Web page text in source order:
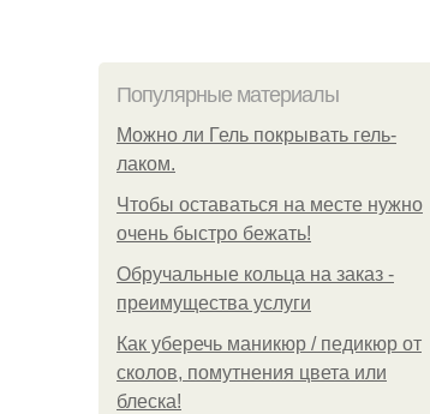
Популярные материалы
Можно ли Гель покрывать гель-
лаком.
Чтобы оставаться на месте нужно
очень быстро бежать!
Обручальные кольца на заказ -
преимущества услуги
Как уберечь маникюр / педикюр от
сколов, помутнения цвета или
блеска!